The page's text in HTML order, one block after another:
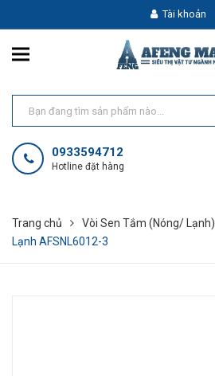
Tài khoản
0933594712
Hotline đặt hàng
Trang chủ Vòi Sen Tắm (Nóng/ Lạnh)
Lạnh AFSNL6012-3